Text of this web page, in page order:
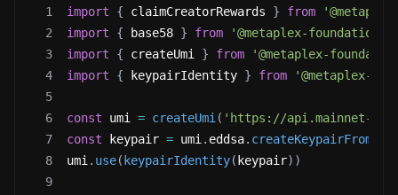
1 import { claimCreatorRewards } from
2
import { base58 } from
'@metaplex-
3
import { createUmi } from
'@metaplex-
4
import { keypairIdentity } from
'@metaplex-
5
6
const umi = createUmi ( 'https://api.mainnet-
7
const keypair = umi . eddsa.
8
umi . use( keypairIdentity( keypair) )
9